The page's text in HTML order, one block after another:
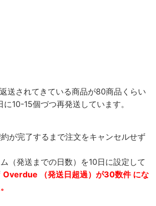
送されてきている商品が80商品くらい
に10-15個づつ再発送しています。
が完了するまで注文をキャンセルせず
（発送までの日数）を10日に設定して
Overdue （発送日超過）が30数件 にな